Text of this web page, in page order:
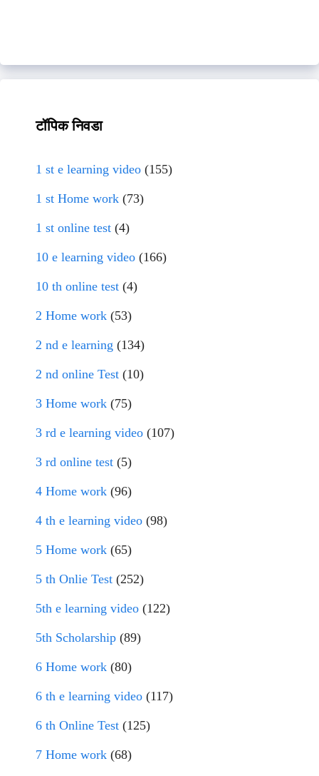
टॉपिक निवडा
1 st e learning video (155)
1 st Home work (73)
1 st online test (4)
10 e learning video (166)
10 th online test (4)
2 Home work (53)
2 nd e learning (134)
2 nd online Test (10)
3 Home work (75)
3 rd e learning video (107)
3 rd online test (5)
4 Home work (96)
4 th e learning video (98)
5 Home work (65)
5 th Onlie Test (252)
5th e learning video (122)
5th Scholarship (89)
6 Home work (80)
6 th e learning video (117)
6 th Online Test (125)
7 Home work (68)